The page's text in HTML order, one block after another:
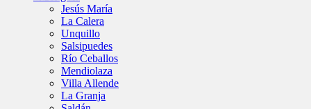
Jesús María
La Calera
Unquillo
Salsipuedes
Río Ceballos
Mendiolaza
Villa Allende
La Granja